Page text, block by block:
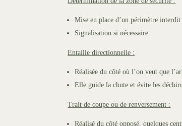
Mise en place d’un périmètre interdit
Signalisation si nécessaire.
Entaille directionnelle :
Réalisée du côté où l’on veut que
Elle guide la chute et évite les
Trait de coupe ou de renversement :
Réalisé du côté opposé, quelques